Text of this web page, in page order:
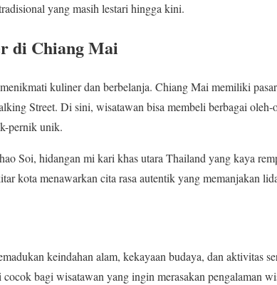
yang masih lestari hingga kini.
di Chiang Mai
kuliner dan berbelanja. Chiang Mai memiliki
Street. Di sini, wisatawan bisa membeli berbagai
pernik unik.
Soi, hidangan mi kari khas utara Thailand yang kaya
kota menawarkan cita rasa autentik yang memanjakan
keindahan alam, kekayaan budaya, dan aktivitas
bagi wisatawan yang ingin merasakan pengalaman